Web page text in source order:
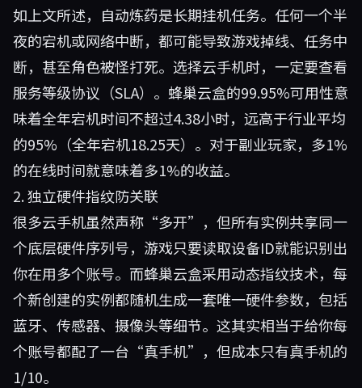
如上文所述，自动炼药是长期挂机任务。任何一个半
夜的宕机或网络中断，都可能导致游戏掉线、任务中
断，甚至角色被怪打死。选择云手机时，一定要查看
服务等级协议（SLA）。蜂巢云盒的99.95%可用性意
味着全年宕机时间不超过4.38小时，远高于行业平均
的95%（全年宕机18.25天）。对于副业玩家，多1%
的在线时间就意味着多1%的收益。
2. 独立硬件指纹防关联
很多云手机虽然声称“多开”，但所有实例共享同一
个底层硬件序列号，游戏只要读取设备ID就能识别出
你在用多个账号。而蜂巢云盒采用动态指纹技术，每
个新创建的实例都随机生成一套唯一硬件参数，包括
蓝牙、传感器、摄像头等细节。这其实相当于给你每
个账号都配了一台“真手机”，但成本只有真手机的
1/10。